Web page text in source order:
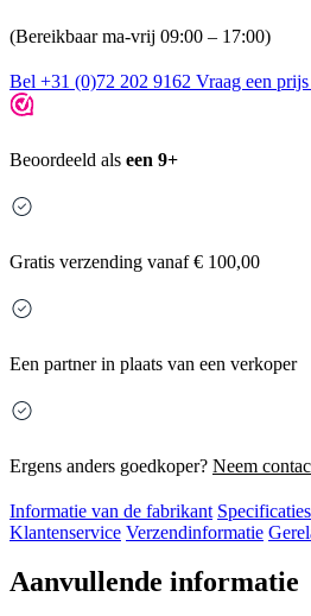
(Bereikbaar ma-vrij 09:00 – 17:00)
Bel +31 (0)72 202 9162 Vraag een prijs
Beoordeeld als een 9+
Gratis verzending vanaf € 100,00
Een partner in plaats van een verkoper
Ergens anders goedkoper? Neem
Informatie van de fabrikant Specificaties
Klantenservice Verzendinformatie
Aanvullende informatie